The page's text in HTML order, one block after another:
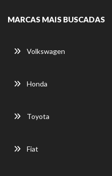
MARCAS MAIS BUSCADAS
Volkswagen
Honda
Toyota
Fiat